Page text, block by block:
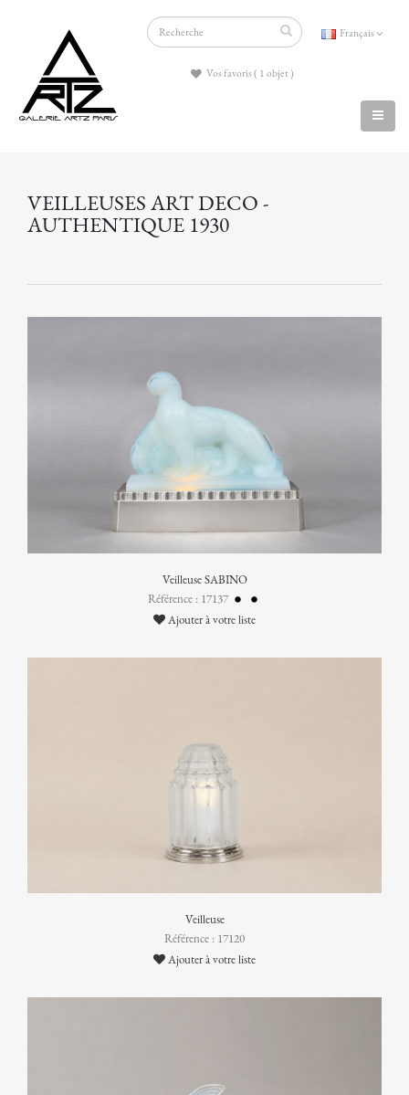
Français
Vos favoris ( 1 objet )
VEILLEUSES ART DECO -
AUTHENTIQUE 1930
Veilleuse SABINO
Référence : 17137
Ajouter à votre liste
Veilleuse
Référence : 17120
Ajouter à votre liste